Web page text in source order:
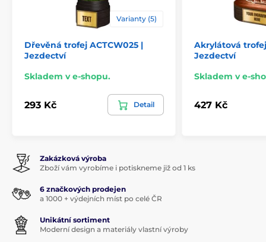
Varianty (5)
Dřevěná trofej ACTCW025 |
Jezdectví
Skladem v e-shopu.
293 Kč Detail
Akrylátová trofej
Jezdectví
Skladem v e-
427 Kč
Zakázková výroba
Zboží vám vyrobíme i potiskneme již od 1 ks
6 značkových prodejen
a 1000 + výdejních míst po celé ČR
Unikátní sortiment
Moderní design a materiály vlastní výroby